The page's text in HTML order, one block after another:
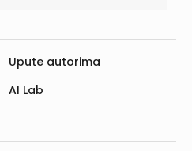
Upute autorima
AI Lab